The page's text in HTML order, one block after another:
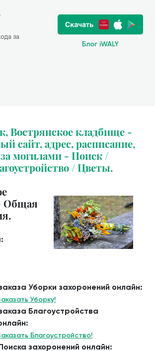
за
Блог iWALY
Вострянское кладбище -
сайт, адрес, расписание,
за могилами - Поиск /
/ Цветы.
Общая
Уборки захоронений онлайн:
Уборку!
Благоустройства
Благоустройство!
захоронений онлайн: